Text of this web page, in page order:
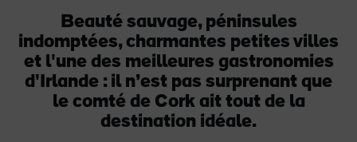
Beauté sauvage, péninsules
indomptées, charmantes petites villes
et l'une des meilleures gastronomies
d'Irlande : il n’est pas surprenant que
le comté de Cork ait tout de la
destination idéale.